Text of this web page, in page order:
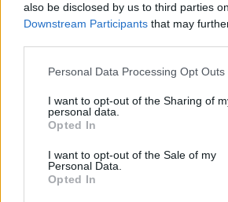
also be disclosed by us to third parties
Downstream Participants that may
Personal Data Processing Opt Outs
I want to opt-out of the Sharing of
personal data.
Opted In
I want to opt-out of the Sale of my
Personal Data.
Opted In
Την Τετάρτη 26 Μαρτίου
Χρυσούλας Κουτζαμάνη
από τον Ιερό Ναό
Μητρόπολης